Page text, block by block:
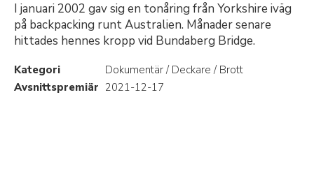
I januari 2002 gav sig en tonåring från Yorkshire iväg
på backpacking runt Australien. Månader senare
hittades hennes kropp vid Bundaberg Bridge.
Kategori
Dokumentär / Deckare / Brott
Avsnittspremiär 2021-12-17